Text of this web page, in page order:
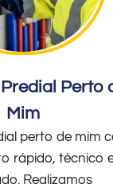
Perto
Mim
perto de mim
rápido, técnico
Realizamos